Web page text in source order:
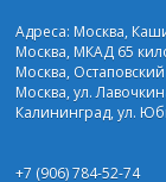
Адреса: Москва,
Москва, МКАД 65
Москва,
Москва, ул.
Калининград, ул.
+7 (906) 784-52-74